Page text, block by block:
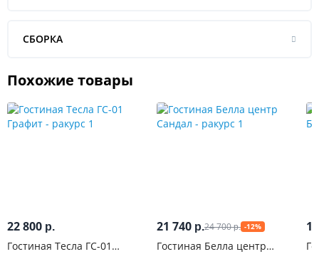
СБОРКА
Похожие товары
22 800 р.
Гостиная Тесла ГС-01
21 740 р.24 700р. -12%
Гостиная Белла центр